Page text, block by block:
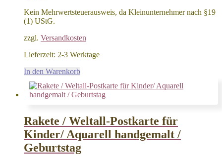
Kein Mehrwertsteuerausweis, da Kleinunternehmer nach §19
(1) UStG.
zzgl. Versandkosten
Lieferzeit: 2-3 Werktage
In den Warenkorb
Rakete / Weltall-Postkarte für
Kinder/ Aquarell handgemalt /
Geburtstag